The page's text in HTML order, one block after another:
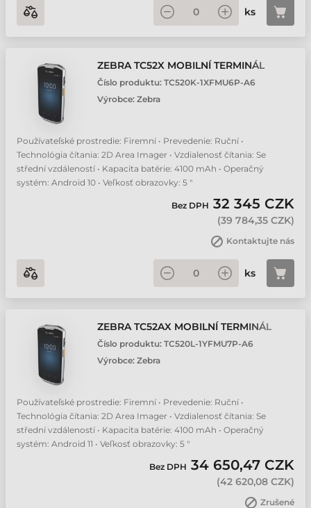
ks
ZEBRA TC52X MOBILNÍ TERMINÁL
Číslo produktu: TC520K-1XFMU6P-A6
Výrobce: Zebra
Používateľské prostredie: Firemní • Prevedenie: Ruční •
Technológia čítania: 2D Area Imager • Vzdialenosť čítania: Se
střední vzdáleností • Kapacita batérie: 4100 mAh • Operačný
systém: Android 10 • Veľkosť obrazovky: 5 "
Bez DPH 32 345 CZK
(39 784,35 CZK)
Kontaktujte nás
ks
ZEBRA TC52AX MOBILNÍ TERMINÁL
Číslo produktu: TC520L-1YFMU7P-A6
Výrobce: Zebra
Používateľské prostredie: Firemní • Prevedenie: Ruční •
Technológia čítania: 2D Area Imager • Vzdialenosť čítania: Se
střední vzdáleností • Kapacita batérie: 4100 mAh • Operačný
systém: Android 11 • Veľkosť obrazovky: 5 "
Bez DPH 34 650,47 CZK
(42 620,08 CZK)
Zrušené